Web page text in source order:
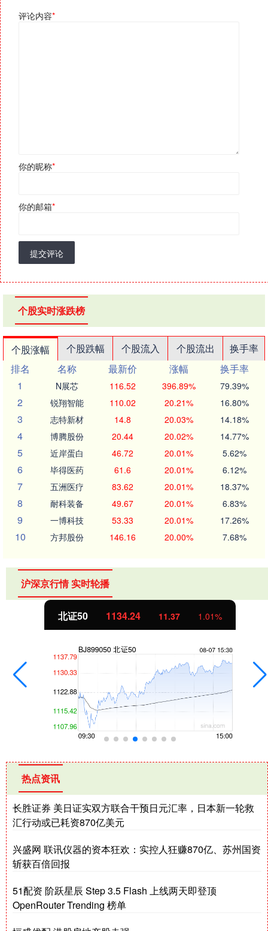
评论内容*
你的昵称*
你的邮箱*
提交评论
个股实时涨跌榜
个股涨幅 个股跌幅 个股流入 个股流出
换手率
排名
名称 最新价 涨幅
换手率
1
N展芯 116.52 396.89% 79.39%
2 锐翔智能 110.02 20.21% 16.80%
3 志特新材 14.8 20.03% 14.18%
4 博腾股份 20.44 20.02% 14.77%
5 近岸蛋白 46.72 20.01% 5.62%
6 毕得医药 61.6 20.01% 6.12%
7 五洲医疗 83.62 20.01% 18.37%
8 耐科装备 49.67 20.01% 6.83%
9 一博科技 53.33 20.01% 17.26%
10 方邦股份 146.16 20.00% 7.68%
沪深京行情 实时轮播
1134.24 11.37 1.01%
热点资讯
长胜证券 美日证实双方联合干预日元汇率，日本新一轮救
汇行动或已耗资870亿美元
兴盛网 联讯仪器的资本狂欢：实控人狂赚870亿、苏州国资
斩获百倍回报
51配资 阶跃星辰 Step 3.5 Flash 上线两天即登顶
OpenRouter Trending 榜单